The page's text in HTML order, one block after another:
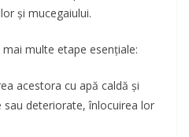
și mucegaiului.
multe etape esențiale:
acestora cu apă caldă și
deteriorate, înlocuirea lor